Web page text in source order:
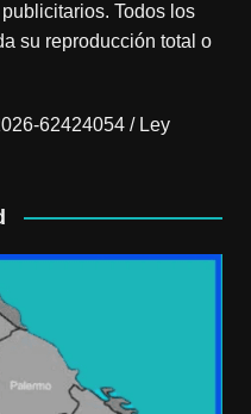
Todos los
su reproducción total o
62424054 / Ley